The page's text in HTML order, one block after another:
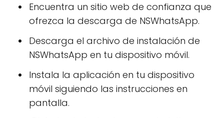
Encuentra un sitio web de confianza que
ofrezca la descarga de NSWhatsApp.
Descarga el archivo de instalación de
NSWhatsApp en tu dispositivo móvil.
Instala la aplicación en tu dispositivo
móvil siguiendo las instrucciones en
pantalla.